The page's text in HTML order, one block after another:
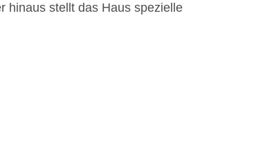
hinaus stellt das Haus spezielle